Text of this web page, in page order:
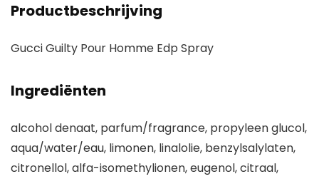
Productbeschrijving
Gucci Guilty Pour Homme Edp Spray
Ingrediënten
alcohol denaat, parfum/fragrance, propyleen glucol,
aqua/water/eau, limonen, linalolie, benzylsalylaten,
citronellol, alfa-isomethylionen, eugenol, citraal,